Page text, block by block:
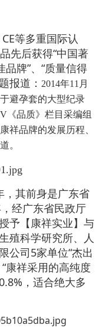
等多重国际认
先后获得“中国著
品牌”、“质量信得
报道： 2014年11月
避孕套的大型纪录
《品质》栏目采编组
祥品牌的发展历程、
。
，其前身是广东省
经广东省民政厅
予【康祥实业】与
殖科学研究所、人
公司5家单位“杰出
康祥采用的高纯度
，适合绝大多